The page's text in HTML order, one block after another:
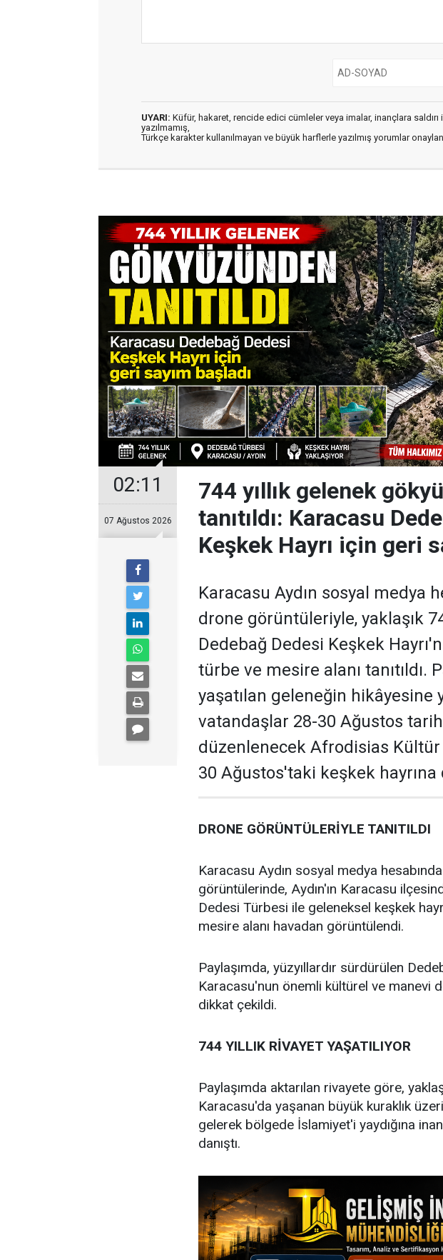
UYARI: Küfür, hakaret, rencide edici cümleler veya imalar, inançlara saldırı
yazılmamış,
Türkçe karakter kullanılmayan ve büyük harflerle yazılmış yorumlar
02:11
07 Ağustos 2026
744 yıllık gelenek
tanıtıldı: Karacasu
Keşkek Hayrı için geri
Karacasu Aydın sosyal medya
drone görüntüleriyle, yaklaşık
Dedebağ Dedesi Keşkek
türbe ve mesire alanı tanıtıldı.
yaşatılan geleneğin hikâyesine
vatandaşlar 28-30 Ağustos
düzenlenecek Afrodisias
30 Ağustos'taki keşkek
DRONE GÖRÜNTÜLERİYLE TANITILDI
Karacasu Aydın sosyal medya
görüntülerinde, Aydın'ın Karacasu
Dedesi Türbesi ile geleneksel keşkek
mesire alanı havadan görüntülendi.
Paylaşımda, yüzyıllardır sürdürülen
Karacasu'nun önemli kültürel ve manevi
dikkat çekildi.
744 YILLIK RİVAYET YAŞATILIYOR
Paylaşımda aktarılan rivayete göre,
Karacasu'da yaşanan büyük kuraklık
gelerek bölgede İslamiyet'i yaydığına
danıştı.